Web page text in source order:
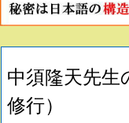
中須隆天先生
修行）